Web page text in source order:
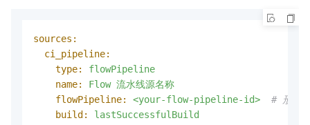
sources:
ci_pipeline:
type:
flowPipeline
name:
Flow 流水线源名称
flowPipeline:
<your-flow-pipeline-id>
# 形如
build:
lastSuccessfulBuild